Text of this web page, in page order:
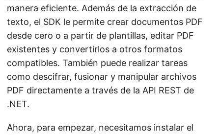
manera eficiente. Además de la extracción de
texto, el SDK le permite crear documentos PDF
desde cero o a partir de plantillas, editar PDF
existentes y convertirlos a otros formatos
compatibles. También puede realizar tareas
como descifrar, fusionar y manipular archivos
PDF directamente a través de la API REST de
.NET.
Ahora, para empezar, necesitamos instalar el